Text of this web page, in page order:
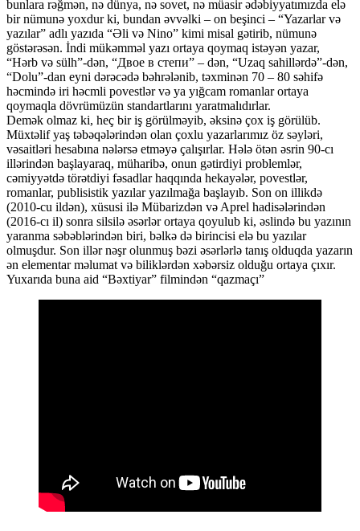
bunlara rəğmən, nə dünya, nə sovet, nə müasir ədəbiyyatımızda elə
bir nümunə yoxdur ki, bundan əvvəlki – on beşinci – “Yazarlar və
yazılar” adlı yazıda “Əli və Nino” kimi misal gətirib, nümunə
göstərəsən. İndi mükəmməl yazı ortaya qoymaq istəyən yazar,
“Hərb və sülh”-dən, “Двое в степи” – dən, “Uzaq sahillərdə”-dən,
“Dolu”-dan eyni dərəcədə bəhrələnib, təxminən 70 – 80 səhifə
həcmində iri həcmli povestlər və ya yığcam romanlar ortaya
qoymaqla dövrümüzün standartlarını yaratmalıdırlar.
Demək olmaz ki, heç bir iş görülməyib, əksinə çox iş görülüb.
Müxtəlif yaş təbəqələrindən olan çoxlu yazarlarımız öz səyləri,
vəsaitləri hesabına nələrsə etməyə çalışırlar. Hələ ötən əsrin 90-cı
illərindən başlayaraq, müharibə, onun gətirdiyi problemlər,
cəmiyyətdə törətdiyi fəsadlar haqqında hekayələr, povestlər,
romanlar, publisistik yazılar yazılmağa başlayıb. Son on illikdə
(2010-cu ildən), xüsusi ilə Mübarizdən və Aprel hadisələrindən
(2016-cı il) sonra silsilə əsərlər ortaya qoyulub ki, əslində bu yazının
yaranma səbəblərindən biri, bəlkə də birincisi elə bu yazılar
olmuşdur. Son illər nəşr olunmuş bəzi əsərlərlə tanış olduqda yazarın
ən elementar məlumat və biliklərdən xəbərsiz olduğu ortaya çıxır.
Yuxarıda buna aid “Bəxtiyar” filmindən “qazmaçı”